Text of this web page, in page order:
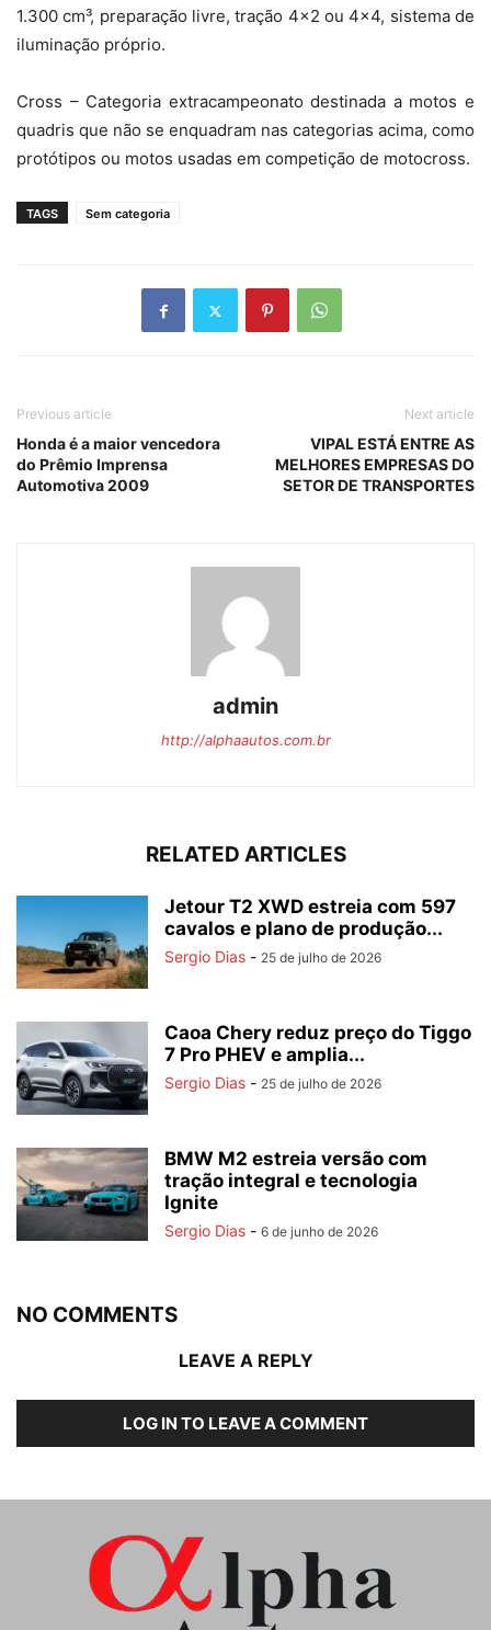
1.300 cm³, preparação livre, tração 4×2 ou 4×4, sistema de
iluminação próprio.
Cross – Categoria extracampeonato destinada a motos e
quadris que não se enquadram nas categorias acima, como
protótipos ou motos usadas em competição de motocross.
TAGS Sem categoria
Previous article
Honda é a maior vencedora
do Prêmio Imprensa
Automotiva 2009
Next article
VIPAL ESTÁ ENTRE AS
MELHORES EMPRESAS DO
SETOR DE TRANSPORTES
admin
http://alphaautos.com.br
RELATED ARTICLES
Jetour T2 XWD estreia com 597
cavalos e plano de produção...
Sergio Dias - 25 de julho de 2026
Caoa Chery reduz preço do Tiggo
7 Pro PHEV e amplia...
Sergio Dias - 25 de julho de 2026
BMW M2 estreia versão com
tração integral e tecnologia
Ignite
Sergio Dias - 6 de junho de 2026
NO COMMENTS
LEAVE A REPLY
LOG IN TO LEAVE A COMMENT